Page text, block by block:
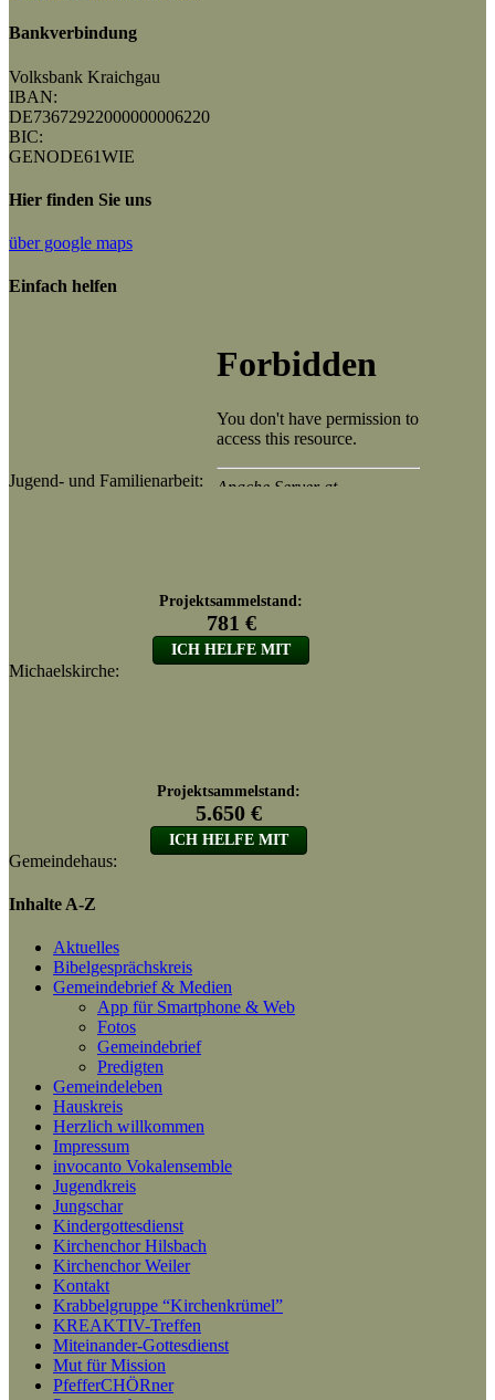
Bankverbindung
Volksbank Kraichgau
IBAN:
DE73672922000000006220
BIC:
GENODE61WIE
Hier finden Sie uns
über google maps
Einfach helfen
Jugend- und Familienarbeit:
Michaelskirche:
Gemeindehaus:
Inhalte A-Z
Aktuelles
Bibelgesprächskreis
Gemeindebrief & Medien
App für Smartphone & Web
Fotos
Gemeindebrief
Predigten
Gemeindeleben
Hauskreis
Herzlich willkommen
Impressum
invocanto Vokalensemble
Jugendkreis
Jungschar
Kindergottesdienst
Kirchenchor Hilsbach
Kirchenchor Weiler
Kontakt
Krabbelgruppe “Kirchenkrümel”
KREAKTIV-Treffen
Miteinander-Gottesdienst
Mut für Mission
PfefferCHÖRner